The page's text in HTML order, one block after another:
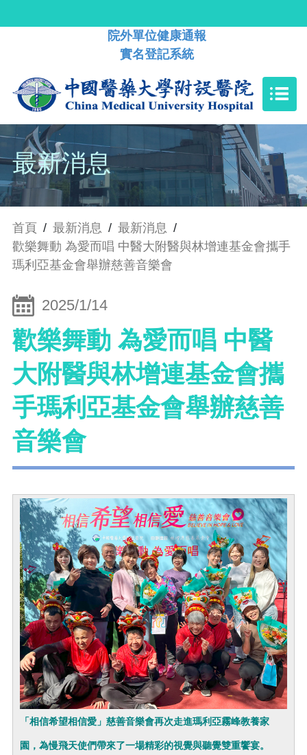
院外單位健康通報
實名登記系統
最新消息
首頁 / 最新消息 / 最新消息 /
歡樂舞動 為愛而唱 中醫大附醫與林增連基金會攜手
瑪利亞基金會舉辦慈善音樂會
2025/1/14
歡樂舞動 為愛而唱 中醫
大附醫與林增連基金會攜
手瑪利亞基金會舉辦慈善
音樂會
「相信希望相信愛」慈善音樂會再次走進瑪利亞霧峰教養家
園，為慢飛天使們帶來了一場精彩的視覺與聽覺雙重饗宴。